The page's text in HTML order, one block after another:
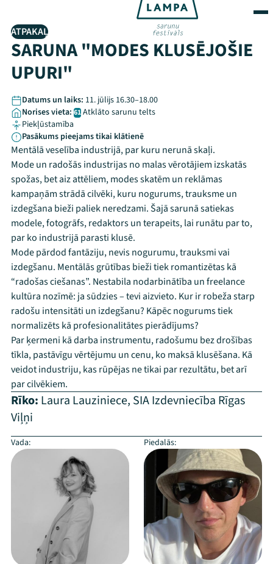
ATPAKAĻ
SARUNA "MODES KLUSĒJOŠIE
UPURI"
Datums un laiks: 11. jūlijs 16.30–18.00
Norises vieta: 61Atklāto sarunu telts
Piekļūstamība
Pasākums pieejams tikai klātienē
Mentālā veselība industrijā, par kuru nerunā skaļi.
Mode un radošās industrijas no malas vērotājiem izskatās
spožas, bet aiz attēliem, modes skatēm un reklāmas
kampaņām strādā cilvēki, kuru nogurums, trauksme un
izdegšana bieži paliek neredzami. Šajā sarunā satiekas
modele, fotogrāfs, redaktors un terapeits, lai runātu par to,
par ko industrijā parasti klusē.
Mode pārdod fantāziju, nevis nogurumu, trauksmi vai
izdegšanu. Mentālās grūtības bieži tiek romantizētas kā
“radošas ciešanas”. Nestabila nodarbinātība un freelance
kultūra nozīmē: ja sūdzies – tevi aizvieto. Kur ir robeža starp
radošu intensitāti un izdegšanu? Kāpēc nogurums tiek
normalizēts kā profesionalitātes pierādījums?
Par ķermeni kā darba instrumentu, radošumu bez drošības
tīkla, pastāvīgu vērtējumu un cenu, ko maksā klusēšana. Kā
veidot industriju, kas rūpējas ne tikai par rezultātu, bet arī
par cilvēkiem.
Rīko: Laura Lauziniece, SIA Izdevniecība Rīgas
Viļņi
Vada: Piedalās: